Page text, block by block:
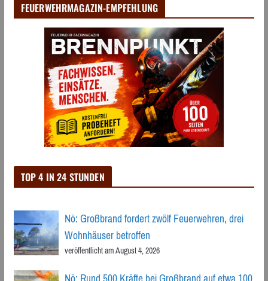
FEUERWEHRMAGAZIN-EMPFEHLUNG
TOP 4 IN 24 STUNDEN
Nö: Großbrand fordert zwölf Feuerwehren, drei
Wohnhäuser betroffen
veröffentlicht am August 4, 2026